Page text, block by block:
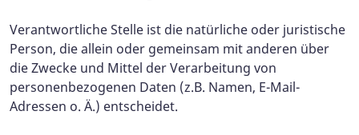
Verantwortliche Stelle ist die natürliche oder juristische
Person, die allein oder gemeinsam mit anderen über
die Zwecke und Mittel der Verarbeitung von
personenbezogenen Daten (z.B. Namen, E-Mail-
Adressen o. Ä.) entscheidet.